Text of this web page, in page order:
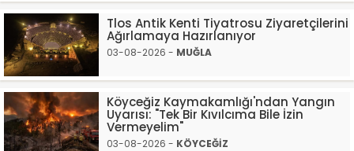
Tlos Antik Kenti Tiyatrosu Ziyaretçilerini
Ağırlamaya Hazırlanıyor
03-08-2026 - MUĞLA
Köyceğiz Kaymakamlığı'ndan Yangın
Uyarısı: "Tek Bir Kıvılcıma Bile İzin
Vermeyelim"
03-08-2026 - KÖYCEĞİZ